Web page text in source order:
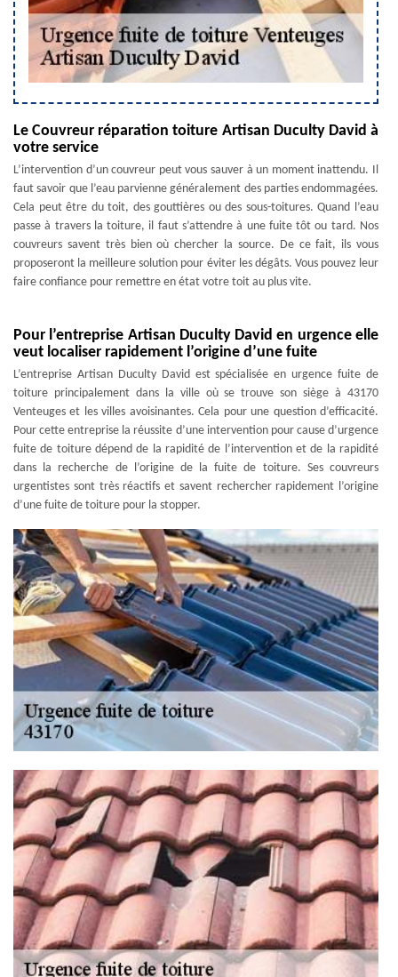
Le Couvreur réparation toiture Artisan Duculty David à
votre service
L’intervention d’un couvreur peut vous sauver à un moment inattendu. Il
faut savoir que l’eau parvienne généralement des parties endommagées.
Cela peut être du toit, des gouttières ou des sous-toitures. Quand l’eau
passe à travers la toiture, il faut s’attendre à une fuite tôt ou tard. Nos
couvreurs savent très bien où chercher la source. De ce fait, ils vous
proposeront la meilleure solution pour éviter les dégâts. Vous pouvez leur
faire confiance pour remettre en état votre toit au plus vite.
Pour l’entreprise Artisan Duculty David en urgence elle
veut localiser rapidement l’origine d’une fuite
L’entreprise Artisan Duculty David est spécialisée en urgence fuite de
toiture principalement dans la ville où se trouve son siège à 43170
Venteuges et les villes avoisinantes. Cela pour une question d’efficacité.
Pour cette entreprise la réussite d’une intervention pour cause d’urgence
fuite de toiture dépend de la rapidité de l’intervention et de la rapidité
dans la recherche de l’origine de la fuite de toiture. Ses couvreurs
urgentistes sont très réactifs et savent rechercher rapidement l’origine
d’une fuite de toiture pour la stopper.